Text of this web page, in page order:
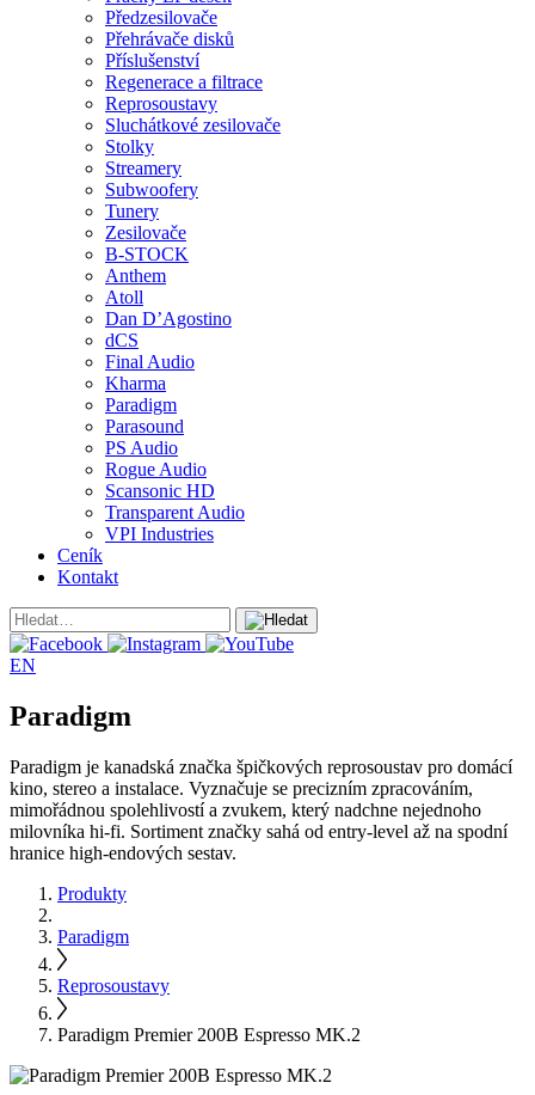
Předzesilovače
Přehrávače disků
Příslušenství
Regenerace a filtrace
Reprosoustavy
Sluchátkové zesilovače
Stolky
Streamery
Subwoofery
Tunery
Zesilovače
B-STOCK
Anthem
Atoll
Dan D’Agostino
dCS
Final Audio
Kharma
Paradigm
Parasound
PS Audio
Rogue Audio
Scansonic HD
Transparent Audio
VPI Industries
Ceník
Kontakt
EN
Paradigm
Paradigm je kanadská značka špičkových reprosoustav pro domácí
kino, stereo a instalace. Vyznačuje se precizním zpracováním,
mimořádnou spolehlivostí a zvukem, který nadchne nejednoho
milovníka hi-fi. Sortiment značky sahá od entry-level až na spodní
hranice high-endových sestav.
Produkty
Paradigm
Reprosoustavy
Paradigm Premier 200B Espresso MK.2